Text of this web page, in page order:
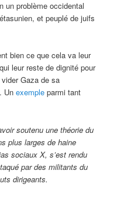
un problème occidental
et peuplé de juifs
bien ce que cela va leur
leur reste de dignité pour
Gaza de sa
Unexemple parmi tant
soutenu une théorie du
plus larges de haine
sociaux X, s’est rendu
par des militants du
dirigeants.